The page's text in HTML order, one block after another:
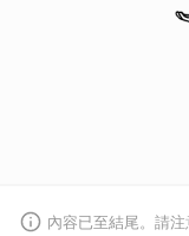
內容已至結尾。請注